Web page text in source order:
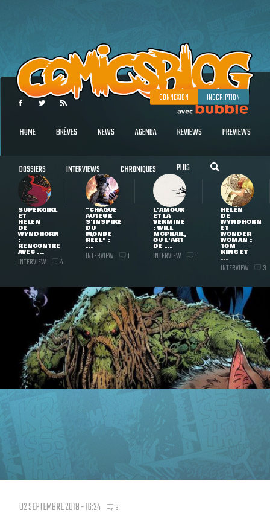
CONNEXION INSCRIPTION
HOME BRÈVES NEWS AGENDA REVIEWS PREVIEWS
DOSSIERS INTERVIEWS CHRONIQUES PLUS
SUPERGIRL
ET
HELEN
DE
WYNDHORN
:
RENCONTRE
AVEC ...
INTERVIEW 4
"CHAQUE
AUTEUR
S'INSPIRE
DU
MONDE
RÉEL" :
...
INTERVIEW 1
L'AMOUR
ET LA
VERMINE
: WILL
MCPHAIL,
OU L'ART
DE ...
INTERVIEW 1
HELEN
DE
WYNDHORN
ET
WONDER
WOMAN :
TOM
KING ET
...
INTERVIEW 3
02 SEPTEMBRE 2018 - 16:24 3